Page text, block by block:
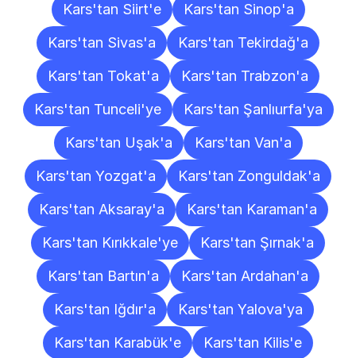
Kars'tan Siirt'e
Kars'tan Sinop'a
Kars'tan Sivas'a
Kars'tan Tekirdağ'a
Kars'tan Tokat'a
Kars'tan Trabzon'a
Kars'tan Tunceli'ye
Kars'tan Şanlıurfa'ya
Kars'tan Uşak'a
Kars'tan Van'a
Kars'tan Yozgat'a
Kars'tan Zonguldak'a
Kars'tan Aksaray'a
Kars'tan Karaman'a
Kars'tan Kırıkkale'ye
Kars'tan Şırnak'a
Kars'tan Bartın'a
Kars'tan Ardahan'a
Kars'tan Iğdır'a
Kars'tan Yalova'ya
Kars'tan Karabük'e
Kars'tan Kilis'e